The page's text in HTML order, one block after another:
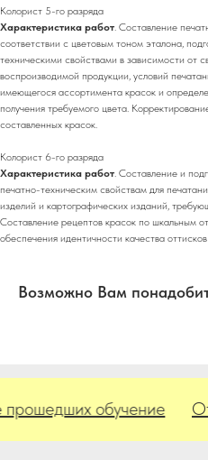
Колорист 5-го разряда
Характеристика работ. Составление
соответствии с цветовым тоном эталона,
техническими свойствами в зависимости от
воспроизводимой продукции, условий
имеющегося ассортимента красок и
получения требуемого цвета.
составленных красок.
Колорист 6-го разряда
Характеристика работ. Составление и
печатно-техническим свойствам для
изделий и картографических изданий,
Составление рецептов красок по шкальным
обеспечения идентичности качества
Возможно Вам
обучение